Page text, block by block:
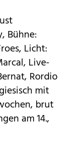
Bühne:
Licht:
Live-
Rordio
mit
brut
am 14.,